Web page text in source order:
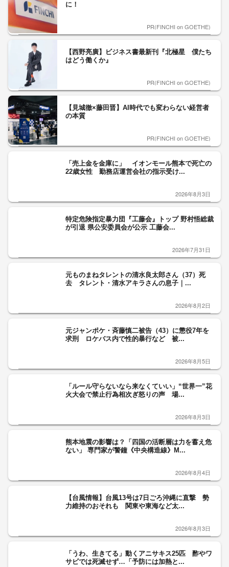
に！
PR(FINCHI on GOETHE)
【西野亮廣】ビジネス書最新刊『北極星 僕たち
はどう働くか』
PR(FINCHI on GOETHE)
【見城徹×藤田晋】AI時代でも変わらない経営者
の本質
PR(FINCHI on GOETHE)
「売上金を金庫に」 イオンモール熊本で死亡の
22歳女性 勤務店運営会社の指示受け...
2026年8月3日
特定危険指定暴力団『工藤会』トップ 野村悟総裁
が引退 県公安委員会が公示 工藤会...
2026年7月31日
元ものまねタレントの清水良太郎さん（37）死
去 タレント・清水アキラさんの息子｜...
2026年8月2日
元ジャンポケ・斉藤慎二被告（43）に懲役7年を
求刑 ロケバス内で性的暴行など 被...
2026年8月5日
「ルール守らないなら来なくていい」“世界一”花
火大会で禁止行為相次ぎ怒りの声 場...
2026年8月3日
熊本地震の影響は？「四国の活断層は力を蓄え危
ない」 専門家が警鐘《中央構造線》M...
2026年8月4日
【台風情報】台風13号は7日ごろ沖縄に直撃 勢
力維持のおそれも 関東や東海など太...
2026年8月3日
「うわ、生きてる」動くアニサキス25匹 酢やワ
サビでは死滅せず…「予防には加熱と...